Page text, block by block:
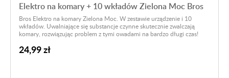
Elektro na komary + 10 wkładów Zielona Moc Bros
Bros Elektro na komary Zielona Moc. W zestawie urządzenie i 10
wkładów. Uwalniające się substancje czynne skutecznie zwalczają
komary, rozwiązując problem z tymi owadami na bardzo długi czas!
24,99 zł